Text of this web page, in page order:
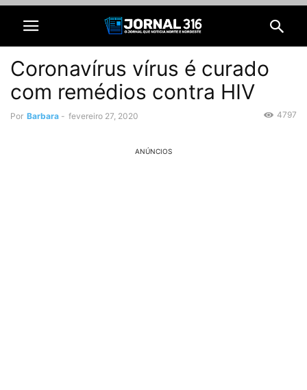
Coronavírus vírus é curado
com remédios contra HIV
Por Barbara - fevereiro 27, 2020 4797
ANÚNCIOS